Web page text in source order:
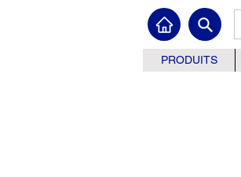
PRODUITS